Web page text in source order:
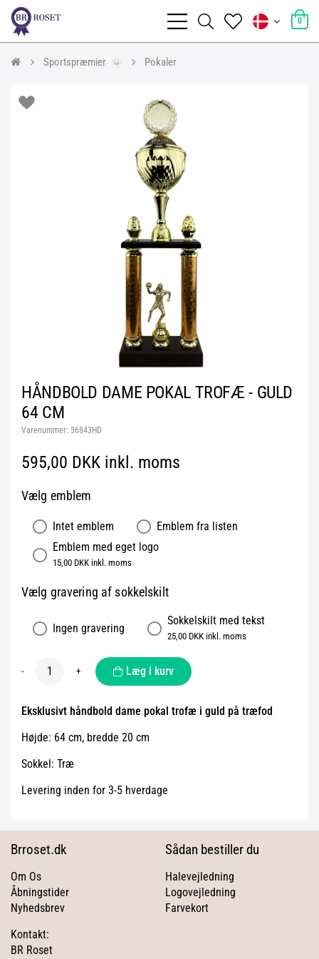
0
Sportspræmier Pokaler
HÅNDBOLD DAME POKAL TROFÆ - GULD
64 CM
Varenummer: 56843HD
595,00 DKK inkl. moms
Vælg emblem
Intet emblem
Emblem fra listen
Emblem med eget logo
15,00 DKK inkl. moms
Vælg gravering af sokkelskilt
Ingen gravering
Sokkelskilt med tekst
25,00 DKK inkl. moms
- + Læg i kurv
Eksklusivt håndbold dame pokal trofæ i guld på træfod
Højde: 64 cm, bredde 20 cm
Sokkel: Træ
Levering inden for 3-5 hverdage
Brroset.dk
Om Os
Åbningstider
Nyhedsbrev
Kontakt:
BR Roset
Sådan bestiller du
Halevejledning
Logovejledning
Farvekort